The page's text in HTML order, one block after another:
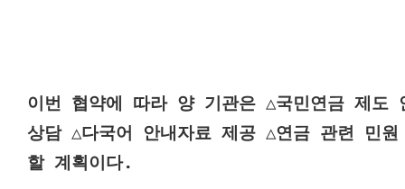
이번 협약에 따라 양 기관은 △국민연금 제
상담 △다국어 안내자료 제공 △연금 관련 민
할 계획이다.